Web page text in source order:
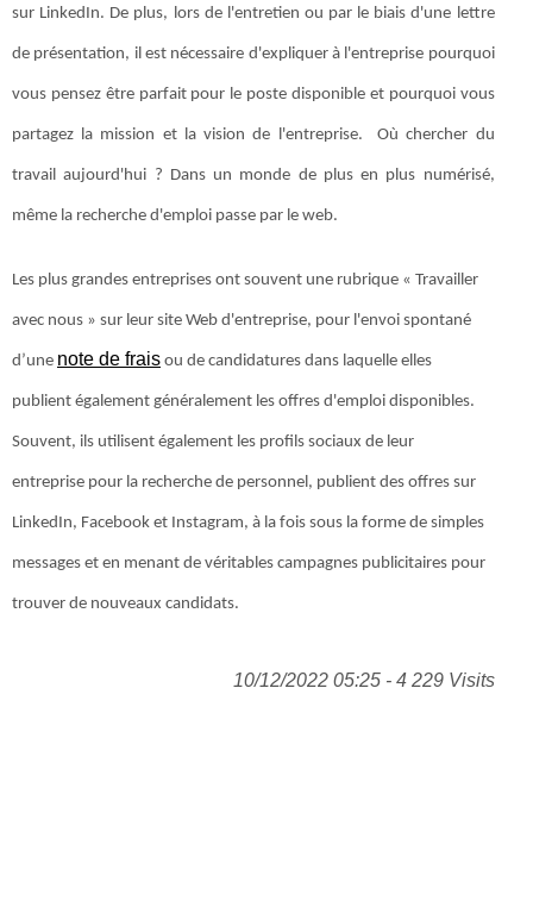
sur LinkedIn. De plus, lors de l'entretien ou par le biais d'une lettre
de présentation, il est nécessaire d'expliquer à l'entreprise pourquoi
vous pensez être parfait pour le poste disponible et pourquoi vous
partagez la mission et la vision de l'entreprise. Où chercher du
travail aujourd'hui ? Dans un monde de plus en plus numérisé,
même la recherche d'emploi passe par le web.
Les plus grandes entreprises ont souvent une rubrique « Travailler
avec nous » sur leur site Web d'entreprise, pour l'envoi spontané
d’une note de frais ou de candidatures dans laquelle elles
publient également généralement les offres d'emploi disponibles.
Souvent, ils utilisent également les profils sociaux de leur
entreprise pour la recherche de personnel, publient des offres sur
LinkedIn, Facebook et Instagram, à la fois sous la forme de simples
messages et en menant de véritables campagnes publicitaires pour
trouver de nouveaux candidats.
10/12/2022 05:25 - 4 229 Visits